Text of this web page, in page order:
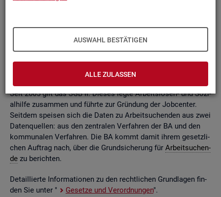
AUSWAHL BESTÄTIGEN
ALLE ZULASSEN
Grund­la­ge kön­nen Be­stän­de, Zu- und Ab­gän­ge,Dau­ern, Leis­
tungs­hö­hen und viele an­de­re sta­tis­ti­sche Mess­grö­ßen er­mit­
telt wer­den. Die Werte lie­gen re­gio­nal tief ge­glie­dert und
nach viel­fäl­ti­gen so­zio­de­mo­gra­fi­schen und er­werbs­bio­gra­fi­
Seit 2005 gilt das SGB II. Die­ses legte Ar­beits­lo­sen- und So­zi­
al­hil­fe zu­sam­men und führ­te zur Grün­dung der Job­cen­ter.
Seit­dem spei­sen sich die Daten zu Ar­beit­su­chen­den aus zwei
Da­ten­quel­len: aus den zen­tra­len Ver­fah­ren der BA und den
kom­mu­na­len Ver­fah­ren. Die BA kommt damit ihrem ge­setz­li­
chen Auf­trag nach, über die Grund­si­che­rung für Ar­beit­su­chen­
de zu be­rich­ten.
De­tail­lier­te In­for­ma­tio­nen zu den recht­li­chen Grund­la­gen fin­
den Sie unter "
Ge­set­ze und Ver­ord­nun­gen".